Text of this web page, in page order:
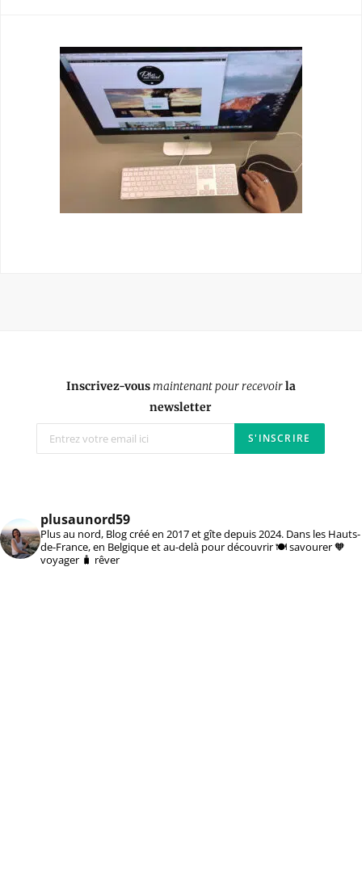
Inscrivez-vousmaintenant pour recevoirla
newsletter
plusaunord59
Plus au nord, Blog créé en 2017 et gîte depuis 2024. Dans les Hauts-
de-France, en Belgique et au-delà pour découvrir 🍽️ savourer 🧡
voyager 🧳 rêver